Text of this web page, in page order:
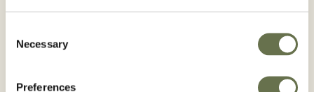
Selection
Necessary
Preferences
Por favor, siga en todo momento las
recomendaciones recogidas en la etiqueta. Para
tener la información más precisa y actualizada,